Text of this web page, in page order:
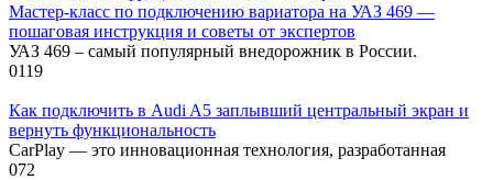
Мастер-класс по подключению вариатора на УАЗ 469 —
пошаговая инструкция и советы от экспертов
УАЗ 469 – самый популярный внедорожник в России.
0119
Как подключить в Audi A5 заплывший центральный экран и
вернуть функциональность
CarPlay — это инновационная технология, разработанная
072